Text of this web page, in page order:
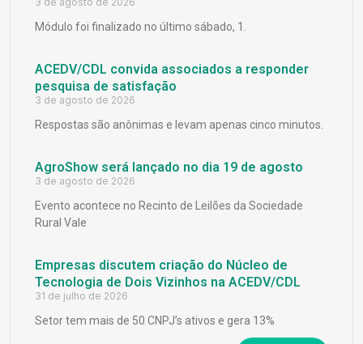
Módulo foi finalizado no último sábado, 1.
ACEDV/CDL convida associados a responder
pesquisa de satisfação
3 de agosto de 2026
Respostas são anônimas e levam apenas cinco minutos.
AgroShow será lançado no dia 19 de agosto
3 de agosto de 2026
Evento acontece no Recinto de Leilões da Sociedade
Rural Vale
Empresas discutem criação do Núcleo de
Tecnologia de Dois Vizinhos na ACEDV/CDL
31 de julho de 2026
Setor tem mais de 50 CNPJ’s ativos e gera 13%